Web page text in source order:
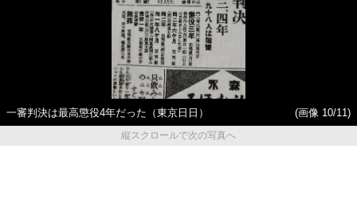
一審判決は最高懲役4年だった（東京日日）
(画像 10/11)
縦スクロールで次の写真へ